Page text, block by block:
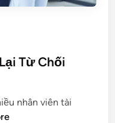
Từ Chối
nhân viên tài